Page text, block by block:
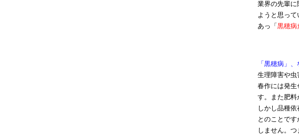
業界の先輩に
ようと思って
あっ「 黒穂病
「黒穂病」
生理障害や虫
春作には発生
す。また肥料
しかし品種
とのことで
しません。